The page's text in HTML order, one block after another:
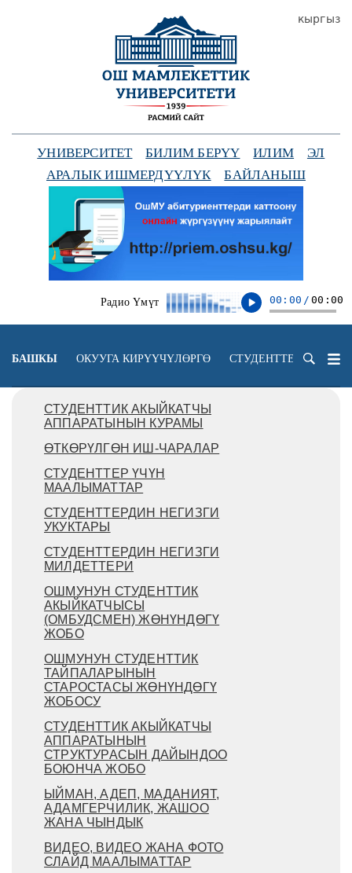
УНИВЕРСИТЕТ БИЛИМ БЕРҮҮ ИЛИМ
ЭЛ
АРАЛЫК ИШМЕРДҮҮЛҮК
БАЙЛАНЫШ
Радио Үмүт 00:00 / 00:00
кыргыз
БАШКЫ ОКУУГА КИРҮҮЧҮЛӨРГӨ СТУДЕНТТЕРГЕ
СТУДЕНТТИК АКЫЙКАТЧЫ
АППАРАТЫНЫН КУРАМЫ
ӨТКӨРҮЛГӨН ИШ-ЧАРАЛАР
СТУДЕНТТЕР ҮЧҮН
МААЛЫМАТТАР
СТУДЕНТТЕРДИН НЕГИЗГИ
УКУКТАРЫ
СТУДЕНТТЕРДИН НЕГИЗГИ
МИЛДЕТТЕРИ
ОШМУНУН СТУДЕНТТИК
АКЫЙКАТЧЫСЫ
(ОМБУДСМЕН) ЖӨНҮНДӨГҮ
ЖОБО
ОШМУНУН СТУДЕНТТИК
ТАЙПАЛАРЫНЫН
СТАРОСТАСЫ ЖӨНҮНДӨГҮ
ЖОБОСУ
СТУДЕНТТИК АКЫЙКАТЧЫ
АППАРАТЫНЫН
СТРУКТУРАСЫН ДАЙЫНДОО
БОЮНЧА ЖОБО
ЫЙМАН, АДЕП, МАДАНИЯТ,
АДАМГЕРЧИЛИК, ЖАШОО
ЖАНА ЧЫНДЫК
ВИДЕО, ВИДЕО ЖАНА ФОТО
СЛАЙД МААЛЫМАТТАР